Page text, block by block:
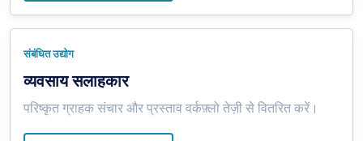
संबंधित उद्योग
व्यवसाय सलाहकार
परिष्कृत ग्राहक संचार और प्रस्ताव वर्कफ़्लो तेज़ी से वितरित करें।